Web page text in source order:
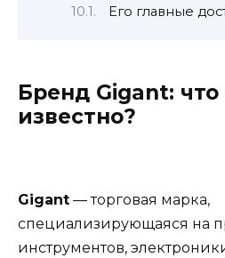
Его главные
Бренд Gigant:
известно?
Gigant — торговая марка,
специализирующаяся на
инструментов,